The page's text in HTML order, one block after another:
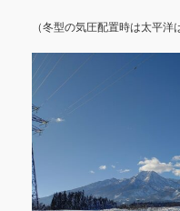
（冬型の気圧配置時は太平洋